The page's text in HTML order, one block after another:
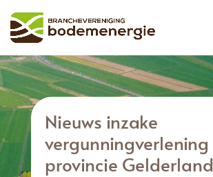
Nieuws inzake
vergunningverlening
provincie Gelderland